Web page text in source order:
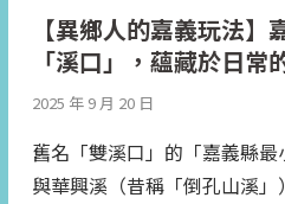
【異鄉人的嘉義玩法
「溪口」，蘊藏於日常
2025 年 9 月 20 日
舊名「雙溪口」的「嘉義縣
與華興溪（昔稱「倒孔山溪